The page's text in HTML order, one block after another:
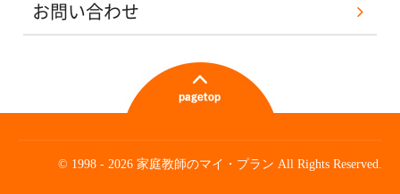
お問い合わせ
© 1998 - 2026 家庭教師のマイ・プラン All Rights Reserved.